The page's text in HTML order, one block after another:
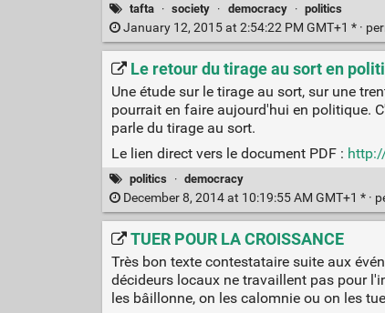
tafta · society · democracy · politics
January 12, 2015 at 2:54:22 PM GMT+1 * ·
Le retour du tirage au sort en
Une étude sur le tirage au sort, sur une
pourrait en faire aujourd'hui en politique.
parle du tirage au sort.
Le lien direct vers le document PDF :
politics · democracy
December 8, 2014 at 10:19:55 AM GMT+1 * ·
TUER POUR LA CROISSANCE
Très bon texte contestataire suite aux
décideurs locaux ne travaillent pas pour
les bâillonne, on les calomnie ou on les